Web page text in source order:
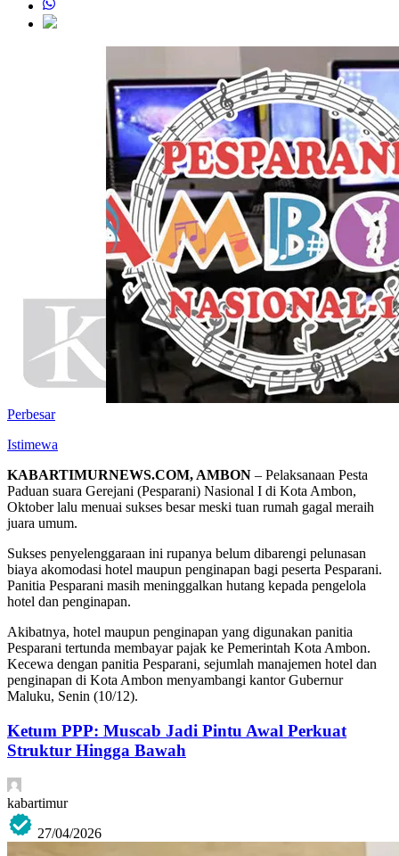
Perbesar
Istimewa
KABARTIMURNEWS.COM, AMBON – Pelaksanaan Pesta
Paduan suara Gerejani (Pesparani) Nasional I di Kota Ambon,
Oktober lalu menuai sukses besar meski tuan rumah gagal meraih
juara umum.
Sukses penyelenggaraan ini rupanya belum dibarengi pelunasan
biaya akomodasi hotel maupun penginapan bagi peserta Pesparani.
Panitia Pesparani masih meninggalkan hutang kepada pengelola
hotel dan penginapan.
Akibatnya, hotel maupun penginapan yang digunakan panitia
Pesparani tertunda membayar pajak ke Pemerintah Kota Ambon.
Kecewa dengan panitia Pesparani, sejumlah manajemen hotel dan
penginapan di Kota Ambon menyambangi kantor Gubernur
Maluku, Senin (10/12).
Ketum PPP: Muscab Jadi Pintu Awal Perkuat
Struktur Hingga Bawah
kabartimur
27/04/2026